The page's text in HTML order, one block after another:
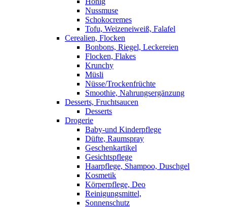
Nussmuse
Schokocremes
Tofu, Weizeneiweiß, Falafel
Cerealien, Flocken
Bonbons, Riegel, Leckereien
Flocken, Flakes
Krunchy
Müsli
Nüsse/Trockenfrüchte
Smoothie, Nahrungsergänzung
Desserts, Fruchtsaucen
Desserts
Drogerie
Baby-und Kinderpflege
Düfte, Raumspray
Geschenkartikel
Gesichtspflege
Haarpflege, Shampoo, Duschgel
Kosmetik
Körperpflege, Deo
Reinigungsmittel,
Sonnenschutz